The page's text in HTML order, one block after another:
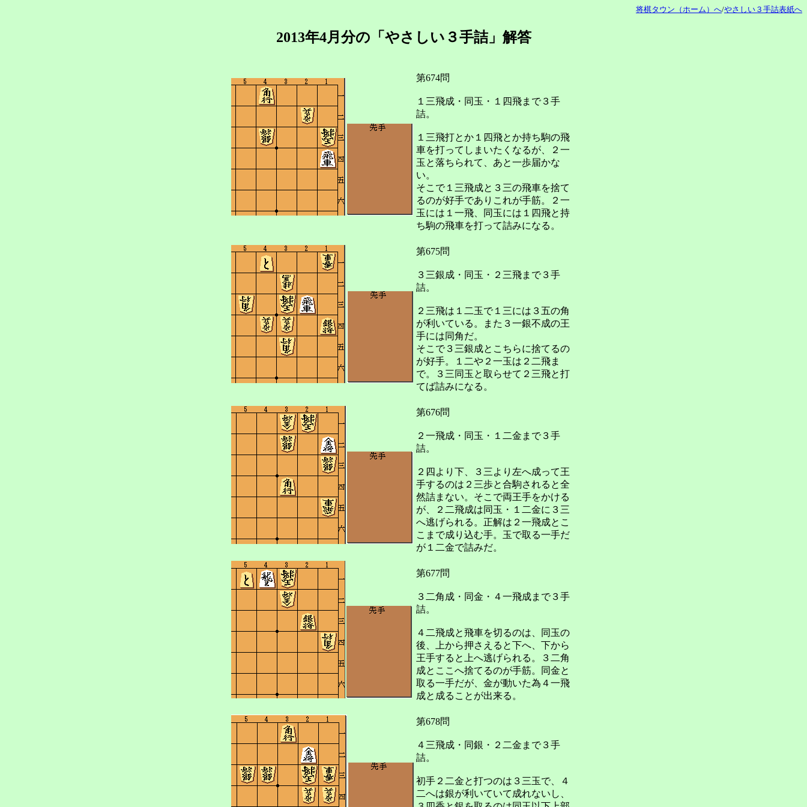
将棋タウン（ホーム）へ/やさしい３手詰表紙へ
2013年4月分の「やさしい３手詰」解答
第674問
１三飛成・同玉・１四飛まで３手
詰。
１三飛打とか１四飛とか持ち駒の飛
車を打ってしまいたくなるが、２一
玉と落ちられて、あと一歩届かな
い。
そこで１三飛成と３三の飛車を捨て
るのが好手でありこれが手筋。２一
玉には１一飛、同玉には１四飛と持
ち駒の飛車を打って詰みになる。
第675問
３三銀成・同玉・２三飛まで３手
詰。
２三飛は１二玉で１三には３五の角
が利いている。また３一銀不成の王
手には同角だ。
そこで３三銀成とこちらに捨てるの
が好手。１二や２一玉は２二飛ま
で。３三同玉と取らせて２三飛と打
てば詰みになる。
第676問
２一飛成・同玉・１二金まで３手
詰。
２四より下、３三より左へ成って王
手するのは２三歩と合駒されると全
然詰まない。そこで両王手をかける
が、２二飛成は同玉・１二金に３三
へ逃げられる。正解は２一飛成とこ
こまで成り込む手。玉で取る一手だ
が１二金で詰みだ。
第677問
３二角成・同金・４一飛成まで３手
詰。
４二飛成と飛車を切るのは、同玉の
後、上から押さえると下へ、下から
王手すると上へ逃げられる。３二角
成とここへ捨てるのが手筋。同金と
取る一手だが、金が動いた為４一飛
成と成ることが出来る。
第678問
４三飛成・同銀・２二金まで３手
詰。
初手２二金と打つのは３三玉で、４
二へは銀が利いていて成れないし、